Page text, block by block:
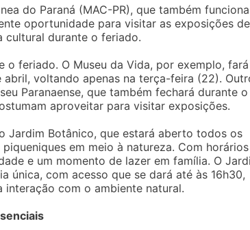
do Paraná (MAC-PR), que também
oportunidade para visitar as exposições de
cultural durante o feriado.
feriado. O Museu da Vida, por exemplo, fará
voltando apenas na terça-feira (22).
Paranaense, que também fechará durante o
aproveitar para visitar exposições.
Jardim Botânico, que estará aberto todos os
em meio à natureza. Com horários
e um momento de lazer em família. O
única, com acesso que se dará até às 16h30,
com o ambiente natural.